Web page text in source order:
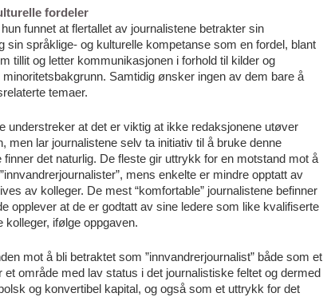
fordeler
funnet at flertallet av journalistene betrakter sin
sin språklige- og kulturelle kompetanse som en fordel, blant
tillit og letter kommunikasjonen i forhold til kilder og
Samtidig ønsker ingen av dem bare å
temaer.
understreker at det er viktig at ikke redaksjonene utøver
men lar journalistene selv ta initiativ til å bruke denne
finner det naturlig. De fleste gir uttrykk for en motstand mot å
mens enkelte er mindre opptatt av
av kolleger. De mest “komfortable” journalistene befinner
opplever at de er godtatt av sine ledere som like kvalifiserte
kolleger, ifølge oppgaven.
mot å bli betraktet som ”innvandrerjournalist” både som et
et område med lav status i det journalistiske feltet og dermed
og konvertibel kapital, og også som et uttrykk for det